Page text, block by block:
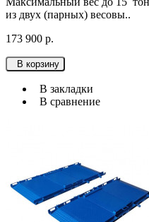
из двух (парных) весовы..
173 900 р.
В корзину
В закладки
В сравнение